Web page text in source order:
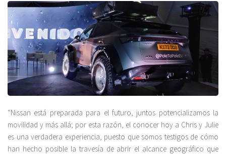
“Nissan está preparada para el futuro, juntos potencializamos la
movilidad y más allá; por esta razón, el conocer hoy a Chris y Julie
es una verdadera experiencia, puesto que somos testigos de cómo
han hecho posible la travesía de abrir el alcance geográfico que